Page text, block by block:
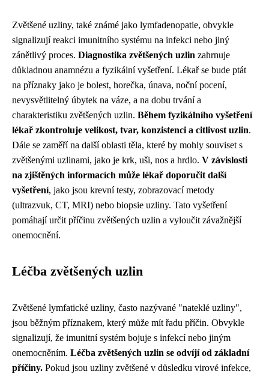
Zvětšené uzliny, také známé jako lymfadenopatie, obvykle
signalizují reakci imunitního systému na infekci nebo jiný
zánětlivý proces. Diagnostika zvětšených uzlin zahrnuje
důkladnou anamnézu a fyzikální vyšetření. Lékař se bude ptát
na příznaky jako je bolest, horečka, únava, noční pocení,
nevysvětlitelný úbytek na váze, a na dobu trvání a
charakteristiku zvětšených uzlin. Během fyzikálního vyšetření
lékař zkontroluje velikost, tvar, konzistenci a citlivost uzlin.
Dále se zaměří na další oblasti těla, které by mohly souviset s
zvětšenými uzlinami, jako je krk, uši, nos a hrdlo. V závislosti
na zjištěných informacích může lékař doporučit další
vyšetření, jako jsou krevní testy, zobrazovací metody
(ultrazvuk, CT, MRI) nebo biopsie uzliny. Tato vyšetření
pomáhají určit příčinu zvětšených uzlin a vyloučit závažnější
onemocnění.
Léčba zvětšených uzlin
Zvětšené lymfatické uzliny, často nazývané "nateklé uzliny",
jsou běžným příznakem, který může mít řadu příčin. Obvykle
signalizují, že imunitní systém bojuje s infekcí nebo jiným
onemocněním. Léčba zvětšených uzlin se odvíjí od základní
příčiny. Pokud jsou uzliny zvětšené v důsledku virové infekce,